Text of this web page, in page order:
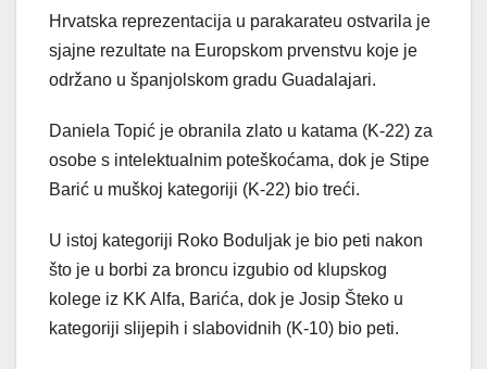
Hrvatska reprezentacija u parakarateu ostvarila je
sjajne rezultate na Europskom prvenstvu koje je
održano u španjolskom gradu Guadalajari.
Daniela Topić je obranila zlato u katama (K-22) za
osobe s intelektualnim poteškoćama, dok je Stipe
Barić u muškoj kategoriji (K-22) bio treći.
U istoj kategoriji Roko Boduljak je bio peti nakon
što je u borbi za broncu izgubio od klupskog
kolege iz KK Alfa, Barića, dok je Josip Šteko u
kategoriji slijepih i slabovidnih (K-10) bio peti.